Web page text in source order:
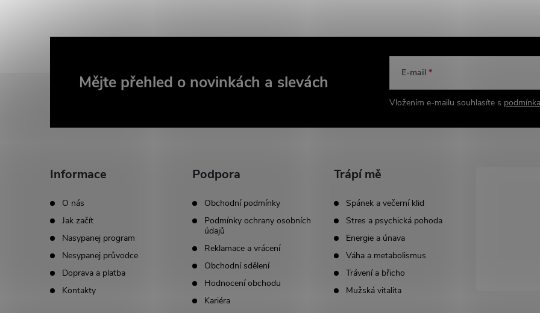
Mějte přehled o novinkách a slevách E-mail
Vložením e-mailu souhlasíte s
Informace
O nás
Jak začít
Nasypanej program
Nesypanej průvodce
Doprava a platba
Kontakty
Podpora
Obchodní podmínky
Podmínky ochrany osobních
údajů
Reklamace a vrácení
Obchodní sdělení
Hodnocení obchodu
Kariéra
Trápí mě
Spánek a večerní klid
Stres a psychická pohoda
Energie a únava
Váha a metabolismus
Trávení a břicho
Mužská vitalita